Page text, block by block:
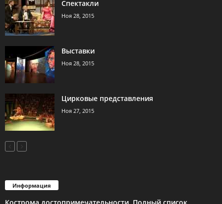
Спектакли
Ноя 28, 2015
Выставки
Ноя 28, 2015
Цирковые представления
Ноя 27, 2015
Информация